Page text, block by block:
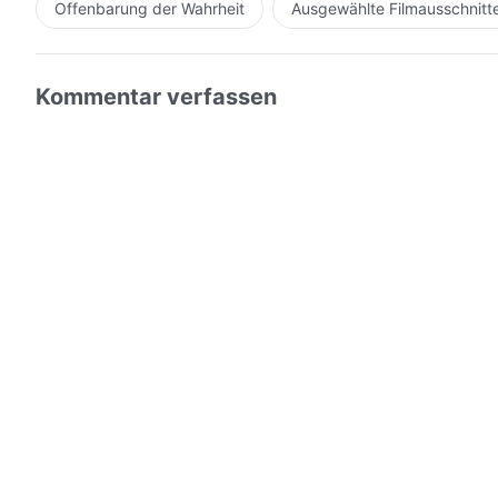
Offenbarung der Wahrheit Ausgewählte
Kommentar verfassen